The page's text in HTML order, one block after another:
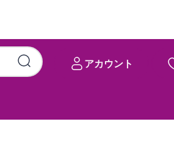
アカウント